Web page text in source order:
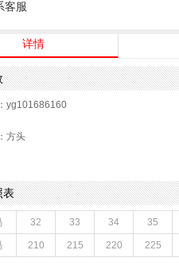
客服
详情
yg101686160
方头
粗跟
2026年夏季
)：8CM
式：拖鞋
表
32 33 34 35
210 215 220 225